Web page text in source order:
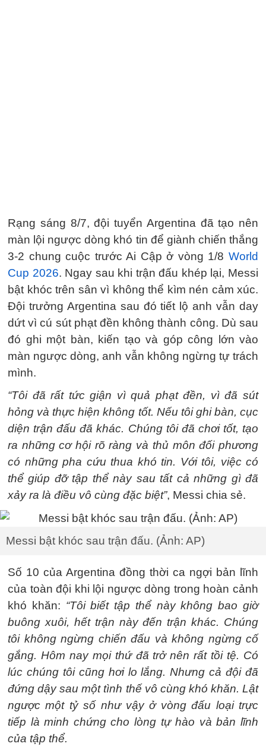
Rạng sáng 8/7, đội tuyển Argentina đã tạo nên
màn lội ngược dòng khó tin để giành chiến thắng
3-2 chung cuộc trước Ai Cập ở vòng 1/8 World
Cup 2026. Ngay sau khi trận đấu khép lại, Messi
bật khóc trên sân vì không thể kìm nén cảm xúc.
Đội trưởng Argentina sau đó tiết lộ anh vẫn day
dứt vì cú sút phạt đền không thành công. Dù sau
đó ghi một bàn, kiến tạo và góp công lớn vào
màn ngược dòng, anh vẫn không ngừng tự trách
mình.
“Tôi đã rất tức giận vì quả phạt đền, vì đã sút
hỏng và thực hiện không tốt. Nếu tôi ghi bàn, cục
diện trận đấu đã khác. Chúng tôi đã chơi tốt, tạo
ra những cơ hội rõ ràng và thủ môn đối phương
có những pha cứu thua khó tin. Với tôi, việc có
thể giúp đỡ tập thể này sau tất cả những gì đã
xảy ra là điều vô cùng đặc biệt”, Messi chia sẻ.
Messi bật khóc sau trận đấu. (Ảnh: AP)
Số 10 của Argentina đồng thời ca ngợi bản lĩnh
của toàn đội khi lội ngược dòng trong hoàn cảnh
khó khăn: “Tôi biết tập thể này không bao giờ
buông xuôi, hết trận này đến trận khác. Chúng
tôi không ngừng chiến đấu và không ngừng cố
gắng. Hôm nay mọi thứ đã trở nên rất tồi tệ. Có
lúc chúng tôi cũng hơi lo lắng. Nhưng cả đội đã
đứng dậy sau một tình thế vô cùng khó khăn. Lật
ngược một tỷ số như vậy ở vòng đấu loại trực
tiếp là minh chứng cho lòng tự hào và bản lĩnh
của tập thể.